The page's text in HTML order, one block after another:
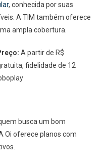
, conhecida por suas
A TIM também oferece
ampla cobertura.
A partir de R$
fidelidade de 12
busca um bom
Oi oferece planos com